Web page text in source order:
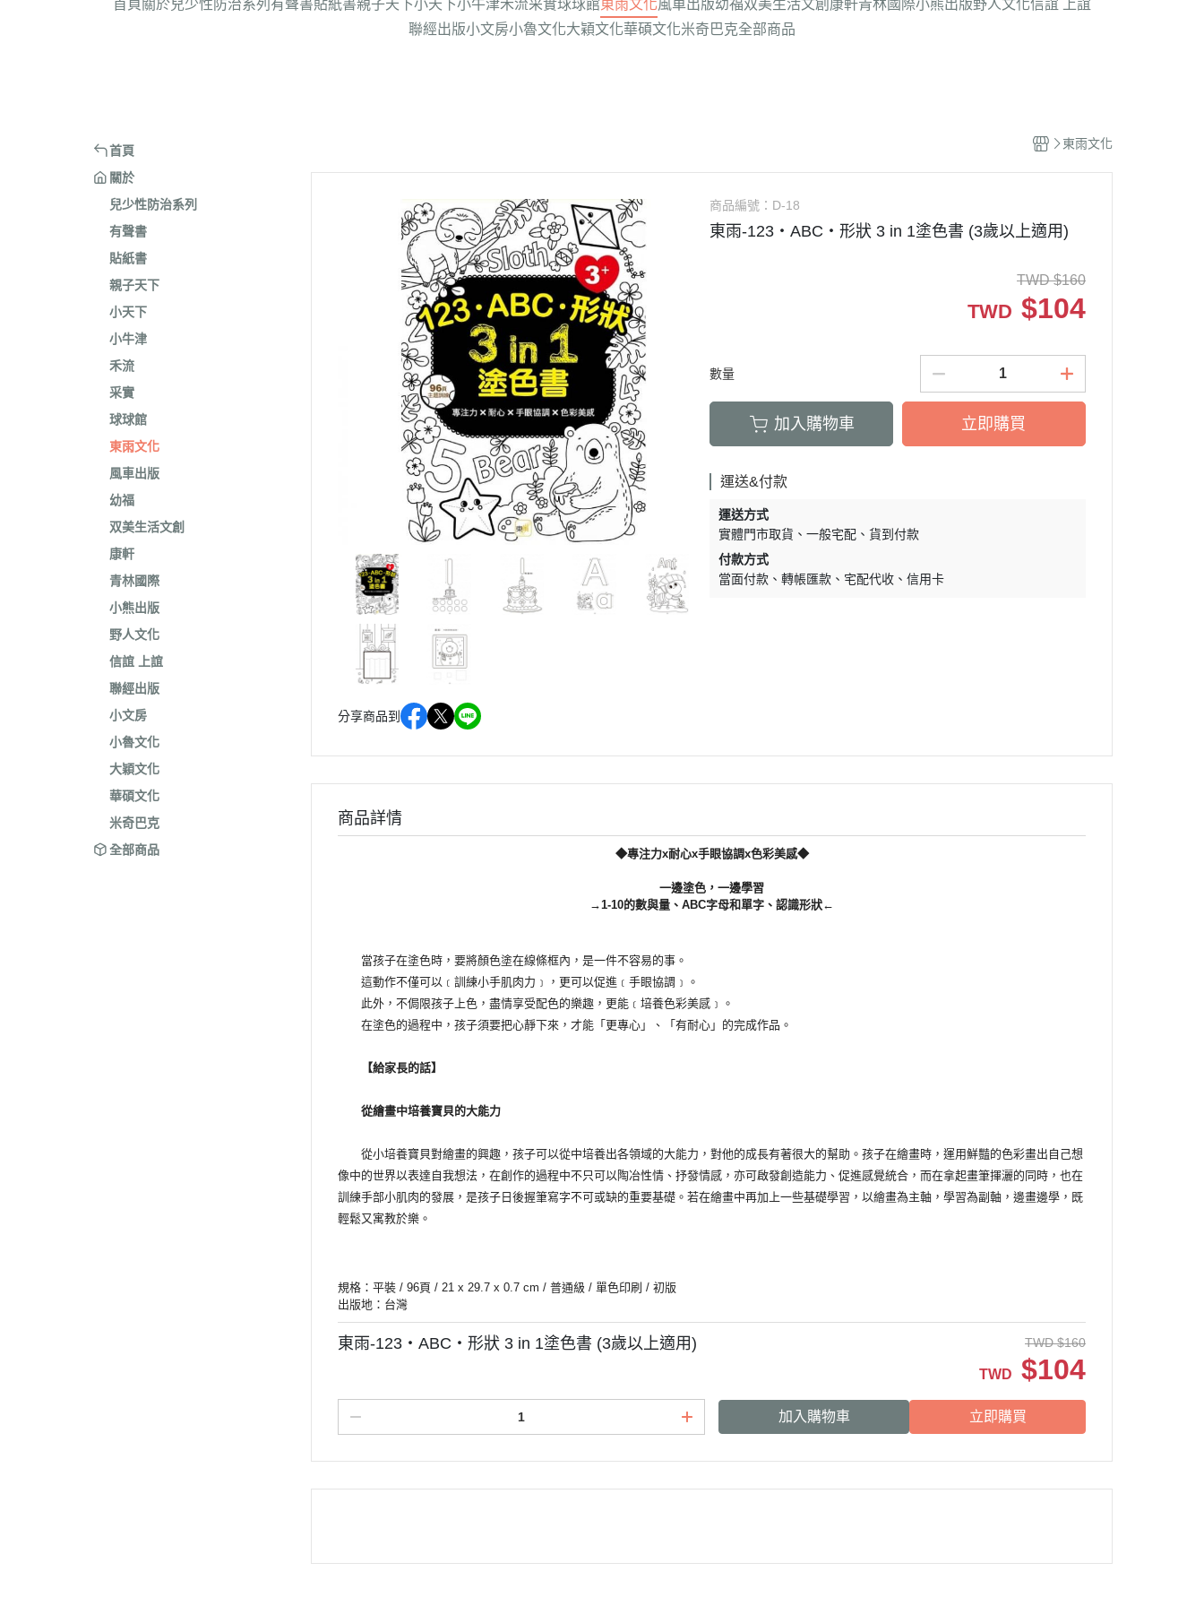
首頁 關於兒少性防治系列 有聲書貼紙書親子天下小天下小牛津禾流采實球球館東雨文化風車出版幼福双美生活文創 康軒青林國際小熊出版野人文化信誼 上誼
聯經出版小文房小魯文化大穎文化華碩文化米奇巴克全部商品
首頁
關於
兒少性防治系列
有聲書
貼紙書
親子天下
小天下
小牛津
禾流
采實
球球館
東雨文化
風車出版
幼福
双美生活文創
康軒
青林國際
小熊出版
野人文化
信誼 上誼
聯經出版
小文房
小魯文化
大穎文化
華碩文化
米奇巴克
全部商品
東雨文化
分享商品到
商品編號： D-18
東雨-123‧ABC‧形狀 3 in 1塗色書 (3歲以上適用)
TWD $160
TWD $104
數量
加入購物車 立即購買
運送&付款
運送方式
實體門市取貨
一般宅配
貨到付款
付款方式
當面付款
轉帳匯款 宅配代收 信用卡
商品詳情
◆專注力x耐心x手眼協調x色彩美感◆
一邊塗色，一邊學習
→1-10的數與量、ABC字母和單字、認識形狀←
當孩子在塗色時，要將顏色塗在線條框內，是一件不容易的事。
這動作不僅可以﹝訓練小手肌肉力﹞，更可以促進﹝手眼協調﹞。
此外，不侷限孩子上色，盡情享受配色的樂趣，更能﹝培養色彩美感﹞。
在塗色的過程中，孩子須要把心靜下來，才能「更專心」、「有耐心」的完成作品。
【給家長的話】
從繪畫中培養寶貝的大能力
從小培養寶貝對繪畫的興趣，孩子可以從中培養出各領域的大能力，對他的成長有著很大的幫助。孩子在繪畫時，運用鮮豔的色彩畫出自己想
像中的世界以表達自我想法，在創作的過程中不只可以陶冶性情、抒發情感，亦可啟發創造能力、促進感覺統合，而在拿起畫筆揮灑的同時，也在
訓練手部小肌肉的發展，是孩子日後握筆寫字不可或缺的重要基礎。若在繪畫中再加上一些基礎學習，以繪畫為主軸，學習為副軸，邊畫邊學，既
輕鬆又寓教於樂。
規格：平裝 / 96頁 / 21 x 29.7 x 0.7 cm / 普通級 / 單色印刷 / 初版
出版地：台灣
東雨-123‧ABC‧形狀 3 in 1塗色書 (3歲以上適用) TWD $160
TWD $104
加入購物車 立即購買